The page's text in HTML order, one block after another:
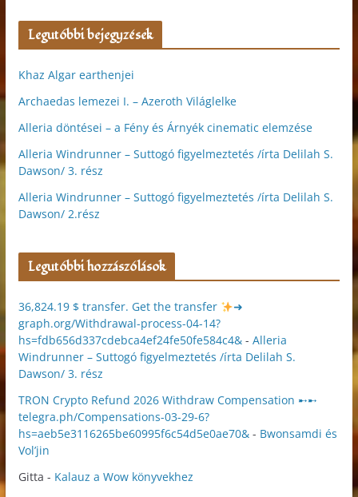
Legutóbbi bejegyzések
Khaz Algar earthenjei
Archaedas lemezei I. – Azeroth Világlelke
Alleria döntései – a Fény és Árnyék cinematic elemzése
Alleria Windrunner – Suttogó figyelmeztetés /írta Delilah S.
Dawson/ 3. rész
Alleria Windrunner – Suttogó figyelmeztetés /írta Delilah S.
Dawson/ 2.rész
Legutóbbi hozzászólások
36,824.19 $ transfer. Get the transfer
➜
graph.org/Withdrawal-process-04-14?
hs=fdb656d337cdebca4ef24fe50fe584c4&- Alleria
Windrunner – Suttogó figyelmeztetés /írta Delilah S.
Dawson/ 3. rész
TRON Crypto Refund 2026 Withdraw Compensation ➸➸
telegra.ph/Compensations-03-29-6?
hs=aeb5e3116265be60995f6c54d5e0ae70&- Bwonsamdi és
Vol’jin
Gitta - Kalauz a Wow könyvekhez